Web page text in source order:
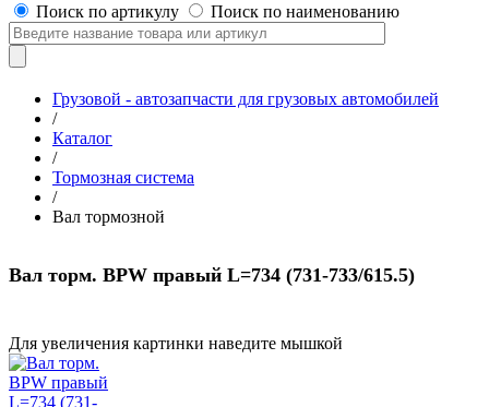
Поиск по артикулу
Поиск по наименованию
Грузовой - автозапчасти для грузовых автомобилей
/
Каталог
/
Тормозная система
/
Вал тормозной
Вал торм. BPW правый L=734 (731-733/615.5)
Для увеличения картинки наведите мышкой